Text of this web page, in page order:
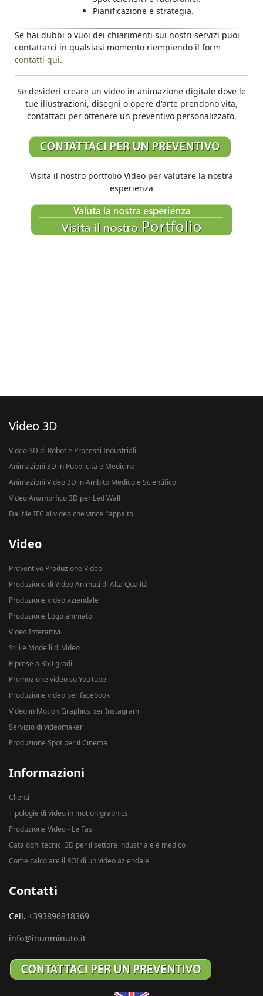
Pianificazione e strategia.
Se hai dubbi o vuoi dei chiarimenti sui nostri servizi puoi
contattarci in qualsiasi momento riempiendo il form
contatti qui.
Se desideri creare un video in animazione digitale dove le
tue illustrazioni, disegni o opere d'arte prendono vita,
contattaci per ottenere un preventivo personalizzato.
Visita il nostro portfolio Video per valutare la nostra
esperienza
Video 3D
Video 3D di Robot e Processi Industriali
Animazioni 3D in Pubblicità e Medicina
Animazioni Video 3D in Ambito Medico e Scientifico
Video Anamorfico 3D per Led Wall
Dal file IFC al video che vince l'appalto
Video
Preventivo Produzione Video
Produzione di Video Animati di Alta Qualità
Produzione video aziendale
Produzione Logo animato
Video Interattivi
Stili e Modelli di Video
Riprese a 360 gradi
Promozione video su YouTube
Produzione video per facebook
Video in Motion Graphics per Instagram
Servizio di videomaker
Produzione Spot per il Cinema
Informazioni
Clienti
Tipologie di video in motion graphics
Produzione Video - Le Fasi
Cataloghi tecnici 3D per il settore industriale e medico
Come calcolare il ROI di un video aziendale
Contatti
Cell. +393896818369
info@inunminuto.it